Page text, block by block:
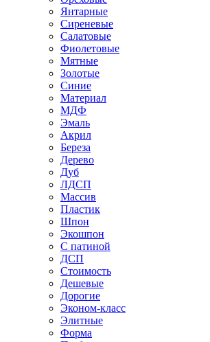
Янтарные
Сиреневые
Салатовые
Фиолетовые
Мятные
Золотые
Синие
Материал
МДФ
Эмаль
Акрил
Береза
Дерево
Дуб
ЛДСП
Массив
Пластик
Шпон
Экошпон
С патиной
ДСП
Стоимость
Дешевые
Дорогие
Эконом-класс
Элитные
Форма